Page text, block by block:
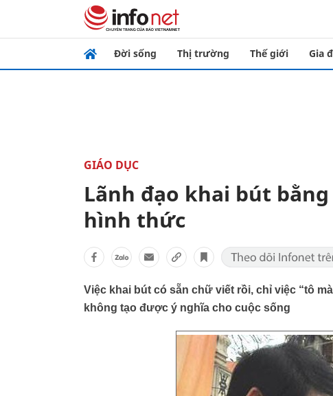
Đời sống Thị trường Thế giới Gia
GIÁO DỤC
Lãnh đạo khai bút
hình thức
Việc khai bút có sẵn chữ viết rồi, chỉ việc “tô
không tạo được ý nghĩa cho cuộc sống